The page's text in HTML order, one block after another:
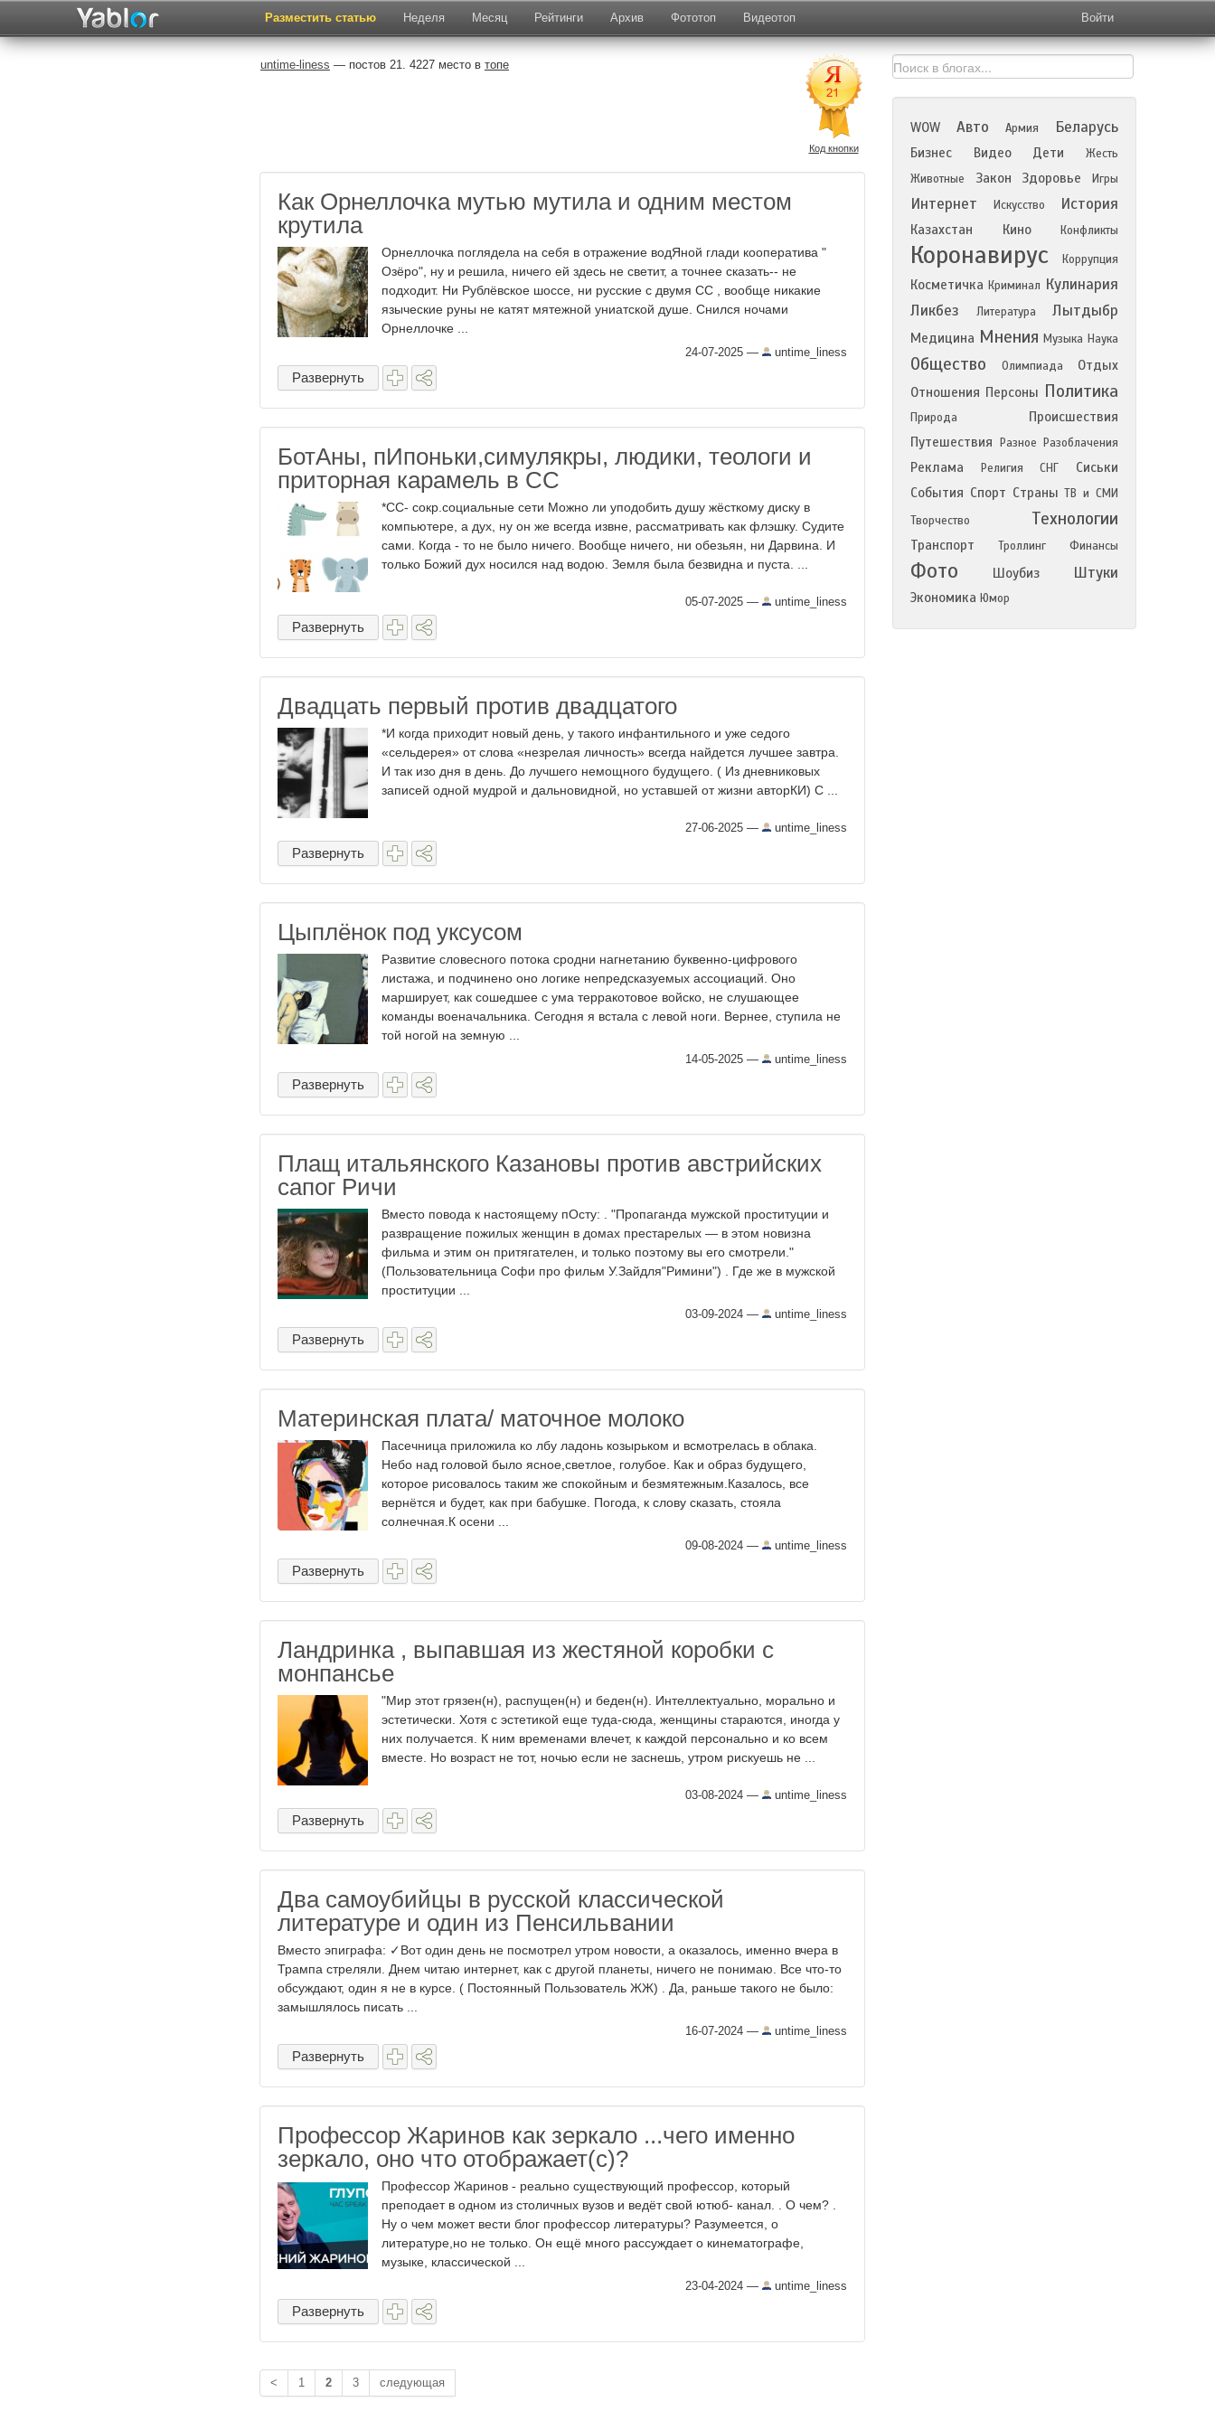
Разместить статью Неделя Месяц Рейтинги Архив Фототоп Видеотоп Войти
untime-liness — постов 21. 4227 место в топе
Код кнопки
Как Орнеллочка мутью мутила и одним местом
крутила
Орнеллочка поглядела на себя в отражение водЯной глади кооператива "
Озёро", ну и решила, ничего ей здесь не светит, а точнее сказать-- не
подходит. Ни Рублёвское шоссе, ни русские с двумя СС , вообще никакие
языческие руны не катят мятежной униатской душе. Снился ночами
Орнеллочке ...
24-07-2025 — untime_liness
Развернуть
БотАны, пИпоньки,симулякры, людики, теологи и
приторная карамель в СС
*СС- сокр.социальные сети Можно ли уподобить душу жёсткому диску в
компьютере, а дух, ну он же всегда извне, рассматривать как флэшку. Судите
сами. Когда - то не было ничего. Вообще ничего, ни обезьян, ни Дарвина. И
только Божий дух носился над водою. Земля была безвидна и пуста. ...
05-07-2025 — untime_liness
Развернуть
Двадцать первый против двадцатого
*И когда приходит новый день, у такого инфантильного и уже седого
«сельдерея» от слова «незрелая личность» всегда найдется лучшее завтра.
И так изо дня в день. До лучшего немощного будущего. ( Из дневниковых
записей одной мудрой и дальновидной, но уставшей от жизни авторКИ) С ...
27-06-2025 — untime_liness
Развернуть
Цыплёнок под уксусом
Развитие словесного потока сродни нагнетанию буквенно-цифрового
листажа, и подчинено оно логике непредсказуемых ассоциаций. Оно
марширует, как сошедшее с ума терракотовое войско, не слушающее
команды военачальника. Сегодня я встала с левой ноги. Вернее, ступила не
той ногой на земную ...
14-05-2025 — untime_liness
Развернуть
Плащ итальянского Казановы против австрийских
сапог Ричи
Вместо повода к настоящему пОсту: . "Пропаганда мужской проституции и
развращение пожилых женщин в домах престарелых — в этом новизна
фильма и этим он притягателен, и только поэтому вы его смотрели."
(Пользовательница Софи про фильм У.Зайдля"Римини") . Где же в мужской
проституции ...
03-09-2024 — untime_liness
Развернуть
Материнская плата/ маточное молоко
Пасечница приложила ко лбу ладонь козырьком и всмотрелась в облака.
Небо над головой было ясное,светлое, голубое. Как и образ будущего,
которое рисовалось таким же спокойным и безмятежным.Казалось, все
вернётся и будет, как при бабушке. Погода, к слову сказать, стояла
солнечная.К осени ...
09-08-2024 — untime_liness
Развернуть
Ландринка , выпавшая из жестяной коробки с
монпансье
"Мир этот грязен(н), распущен(н) и беден(н). Интеллектуально, морально и
эстетически. Хотя с эстетикой еще туда-сюда, женщины стараются, иногда у
них получается. К ним временами влечет, к каждой персонально и ко всем
вместе. Но возраст не тот, ночью если не заснешь, утром рискуешь не ...
03-08-2024 — untime_liness
Развернуть
Два самоубийцы в русской классической
литературе и один из Пенсильвании
Вместо эпиграфа: ✓Вот один день не посмотрел утром новости, а оказалось, именно вчера в
Трампа стреляли. Днем читаю интернет, как с другой планеты, ничего не понимаю. Все что-то
обсуждают, один я не в курсе. ( Постоянный Пользователь ЖЖ) . Да, раньше такого не было:
замышлялось писать ...
16-07-2024 — untime_liness
Развернуть
Профессор Жаринов как зеркало ...чего именно
зеркало, оно что отображает(с)?
Профессор Жаринов - реально существующий профессор, который
преподает в одном из столичных вузов и ведёт свой ютюб- канал. . О чем? .
Ну о чем может вести блог профессор литературы? Разумеется, о
литературе,но не только. Он ещё много рассуждает о кинематографе,
музыке, классической ...
23-04-2024 — untime_liness
Развернуть
< 1 2 3 следующая
WOW Авто Армия Беларусь
Бизнес Видео Дети
Жесть
Животные
Закон Здоровье Игры
Интернет Искусство История
Казахстан Кино Конфликты
Коронавирус Коррупция
Косметичка Криминал Кулинария
Ликбез
Литература Лытдыбр
Медицина Мнения Музыка Наука
Общество Олимпиада
Отдых
Отношения Персоны Политика
Природа
Происшествия
Путешествия
Разное Разоблачения
Реклама Религия СНГ
Сиськи
События Спорт Страны ТВ и СМИ
Творчество
Технологии
Транспорт Троллинг Финансы
Фото Шоубиз Штуки
Экономика Юмор